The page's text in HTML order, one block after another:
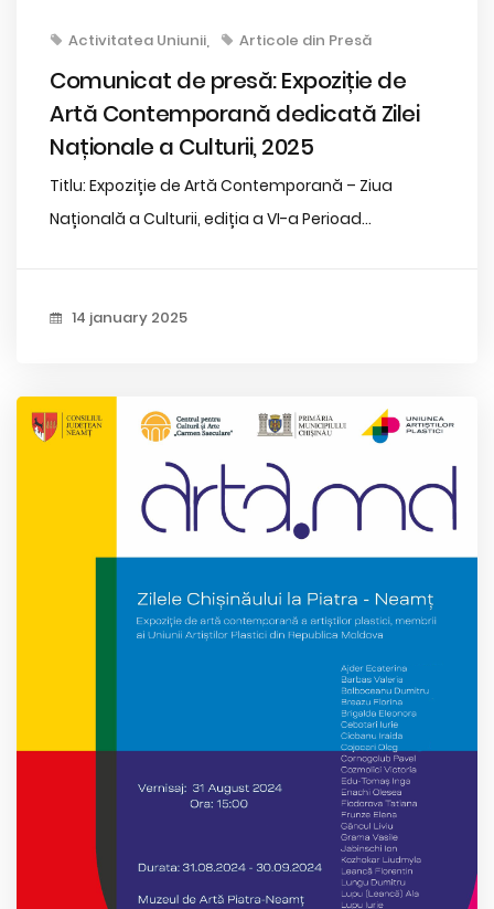
Activitatea Uniunii Articole din Presă
Comunicat de presă: Expoziție de
Artă Contemporană dedicată Zilei
Naționale a Culturii, 2025
Titlu: Expoziție de Artă Contemporană – Ziua
Națională a Culturii, ediția a VI-a Perioad...
14 january 2025